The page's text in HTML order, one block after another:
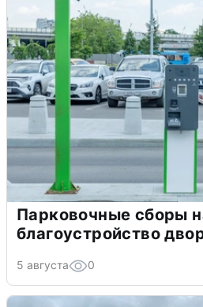
Парковочные сборы
благоустройство
5 августа 0